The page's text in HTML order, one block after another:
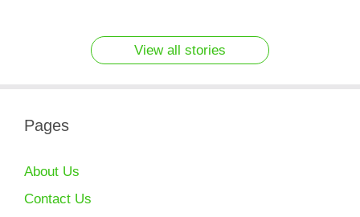
View all stories
Pages
About Us
Contact Us